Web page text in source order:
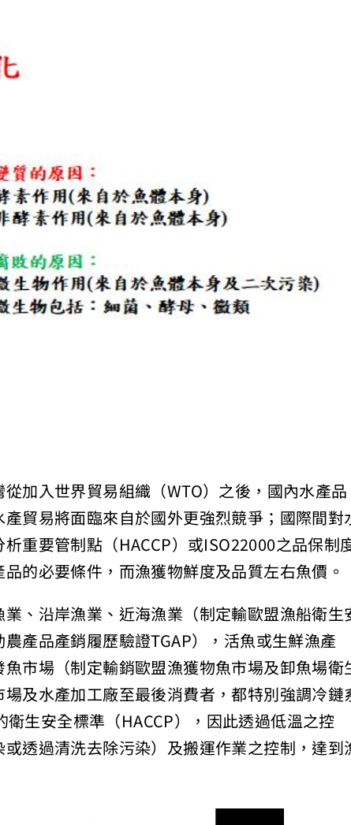
加入世界貿易組織（WTO）之後，國內水產品
貿易將面臨來自於國外更強烈競爭；國際間
重要管制點（HACCP）或ISO22000之品保制
的必要條件，而漁獲物鮮度及品質左右魚價。
、沿岸漁業、近海漁業（制定輸歐盟漁船衛
產品產銷履歷驗證TGAP），活魚或生鮮漁產
市場（制定輸銷歐盟漁獲物魚市場及卸魚場
及水產加工廠至最後消費者，都特別強調冷
生安全標準（HACCP），因此透過低溫之控
透過清洗去除污染）及搬運作業之控制，達